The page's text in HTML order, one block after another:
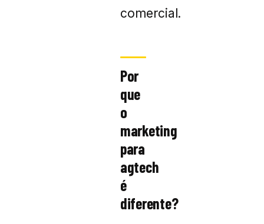
comercial.
Por
que
o
marketing
para
agtech
é
diferente?